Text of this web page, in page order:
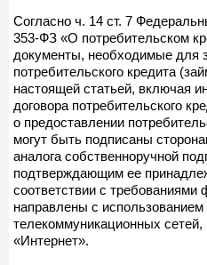
Согласно ч. 14 ст. 7
353-ФЗ «О потребительском
документы, необходимые для
потребительского кредита
настоящей статьей, включая
договора потребительского
о предоставлении
могут быть подписаны
аналога собственноручной
подтверждающим ее
соответствии с требованиями
направлены с
телекоммуникационных сетей,
«Интернет».